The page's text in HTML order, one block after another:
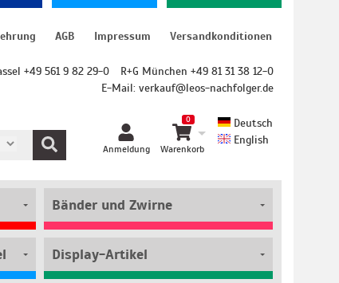
AGB Impressum Versandkonditionen
+49 561 9 82 29-0
R+G München +49 81 31 38 12-0
E-Mail: verkauf@leos-nachfolger.de
Anmeldung
0
Warenkorb
Deutsch
English
Bänder und Zwirne
Display-Artikel